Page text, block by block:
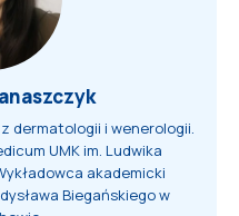
dermatologii i wenerologii.
UMK im. Ludwika
akademicki
Biegańskiego w